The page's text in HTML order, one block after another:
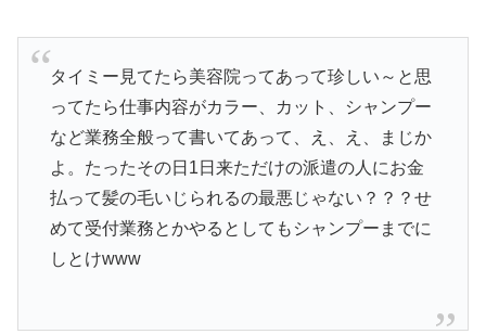
タイミー見てたら美容院ってあって珍しい～と思
ってたら仕事内容がカラー、カット、シャンプー
など業務全般って書いてあって、え、え、まじか
よ。たったその日1日来ただけの派遣の人にお金
払って髪の毛いじられるの最悪じゃない？？？せ
めて受付業務とかやるとしてもシャンプーまでに
しとけwww